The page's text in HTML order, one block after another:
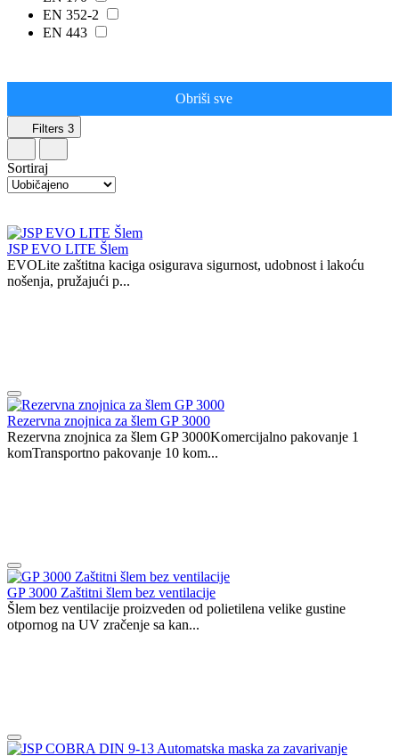
EN 352-2
EN 443
Obriši sve
Filters 3
Sortiraj
JSP EVO LITE Šlem
EVOLite zaštitna kaciga osigurava sigurnost, udobnost i lakoću
nošenja, pružajući p...
Rezervna znojnica za šlem GP 3000
Rezervna znojnica za šlem GP 3000Komercijalno pakovanje 1
komTransportno pakovanje 10 kom...
GP 3000 Zaštitni šlem bez ventilacije
Šlem bez ventilacije proizveden od polietilena velike gustine
otpornog na UV zračenje sa kan...